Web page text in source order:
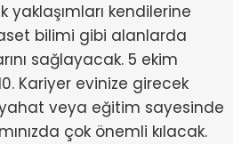
kendilerine
bilimi gibi alanlarda
sağlayacak. 5 ekim
Kariyer evinize girecek
veya eğitim sayesinde
çok önemli kılacak.